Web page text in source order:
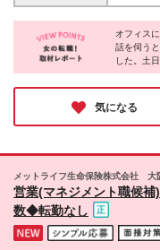
す。 自
出かけ
トも充実していま
は評価実
東北] ・
仙台/仙台
戸支社/
栃木県宇都宮市 [首都圏] ・
船橋/船橋
沢市広岡 [東海] ・静岡/静岡市葵区 ・名古屋/名古屋市
中区 [関西] ・京都/京都市中京区 ・神戸/神戸市中央区
島市山之
更の範
オフィス
話を伺う
した。土
産・育児
て、プラ
う！今回
じめたい
気になる
メットライフ生命保険株式会社 大
営業(マネジメント職候
数◆転勤なし